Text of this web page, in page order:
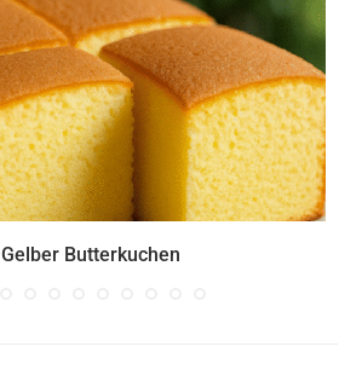
Gelber Butterkuchen